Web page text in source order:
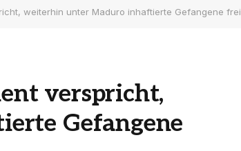
weiterhin unter Maduro inhaftierte Gefangene
verspricht,
Gefangene